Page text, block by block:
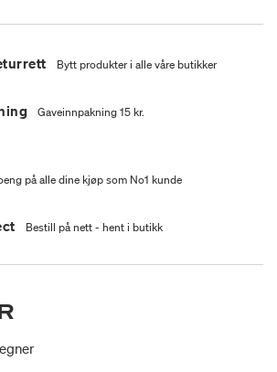
Bytt produkter i alle våre butikker
Gaveinnpakning 15 kr.
på alle dine kjøp som No1 kunde
Bestill på nett - hent i butikk